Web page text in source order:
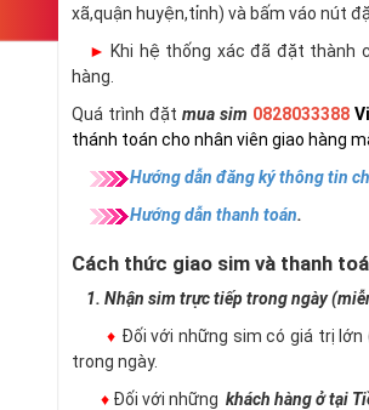
xã,quận huyện,tỉnh) và bấm váo nút
► Khi hệ thống xác đã đặt thành
hàng.
Quá trình đặtmua sim 0828033388
thánh toán cho nhân viên giao hàng
Hướng dẫn đăng ký thông tin
Hướng dẫn thanh toán.
Cách thức giao sim và thanh
1. Nhận sim trực tiếp trong ngày
♦ Đối với những sim có giá trị
trong ngày.
♦ Đối với nhữngkhách hàng ở tại